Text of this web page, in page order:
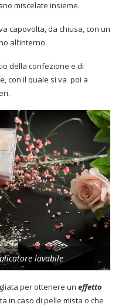
miscelate insieme.
capovolta, da chiusa, con un
all’interno.
della confezione e di
con il quale si va poi a
lavabile
per ottenere un effetto
in caso di pelle mista o che